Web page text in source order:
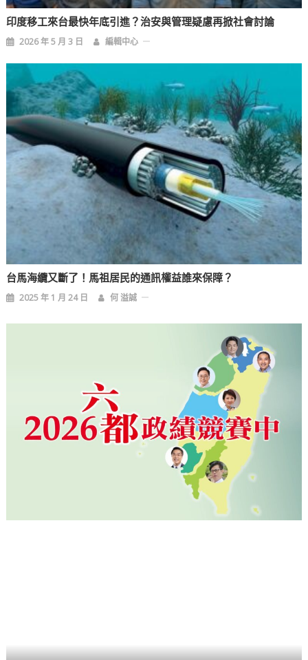
印度移工來台最快年底引進？治安與管理疑慮再掀社會討論
2026 年 5 月 3 日 編輯中心
台馬海纜又斷了！馬祖居民的通訊權益誰來保障？
2025 年 1 月 24 日 何 溢誠